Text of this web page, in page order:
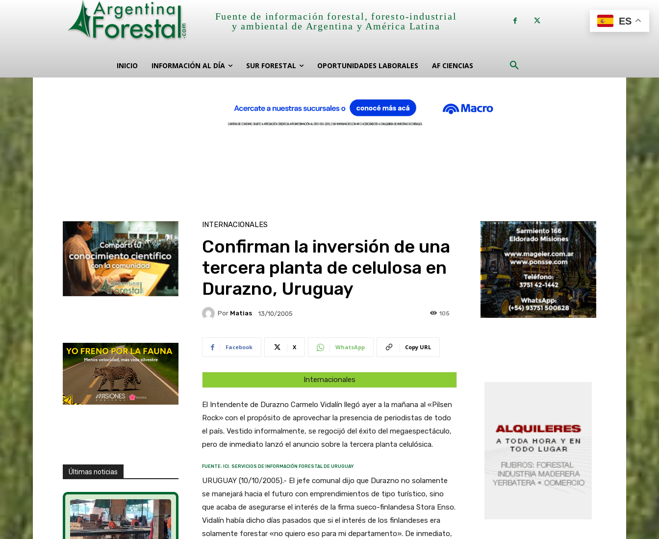
Fuente de información forestal, foresto-industrial
y ambiental de Argentina y América Latina
INICIO INFORMACIÓN AL DÍA SUR FORESTAL OPORTUNIDADES LABORALES AF CIENCIAS
Últimas noticias
INTERNACIONALES
Confirman la inversión de una
tercera planta de celulosa en
Durazno, Uruguay
Por Matias 13/10/2005 105
Facebook X WhatsApp Copy URL
Internacionales
El Intendente de Durazno Carmelo Vidalín llegó ayer a la mañana al «Pilsen
Rock» con el propósito de aprovechar la presencia de periodistas de todo
el país. Vestido informalmente, se regocijó del éxito del megaespectáculo,
pero de inmediato lanzó el anuncio sobre la tercera planta celulósica.
FUENTE: ICI. SERVICIOS DE INFORMACIÓN FORESTAL DE URUGUAY
URUGUAY (10/10/2005).- El jefe comunal dijo que Durazno no solamente
se manejará hacia el futuro con emprendimientos de tipo turístico, sino
que acaba de asegurarse el interés de la firma sueco-finlandesa Stora Enso.
Vidalín había dicho días pasados que si el interés de los finlandeses era
solamente forestar «no quiero eso para mi departamento». De inmediato,
ES